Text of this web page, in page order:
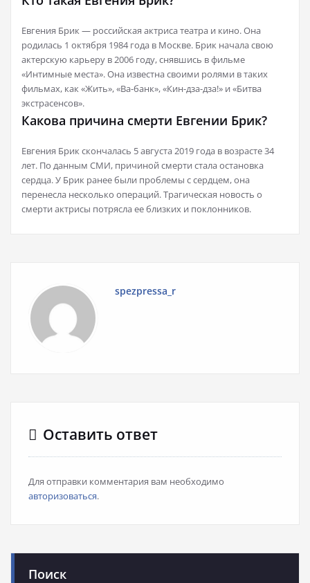
Евгения Брик — российская актриса театра и кино. Она
родилась 1 октября 1984 года в Москве. Брик начала свою
актерскую карьеру в 2006 году, снявшись в фильме
«Интимные места». Она известна своими ролями в таких
фильмах, как «Жить», «Ва-банк», «Кин-дза-дза!» и «Битва
экстрасенсов».
Какова причина смерти Евгении Брик?
Евгения Брик скончалась 5 августа 2019 года в возрасте 34
лет. По данным СМИ, причиной смерти стала остановка
сердца. У Брик ранее были проблемы с сердцем, она
перенесла несколько операций. Трагическая новость о
смерти актрисы потрясла ее близких и поклонников.
spezpressa_r
Оставить ответ
Для отправки комментария вам необходимо
авторизоваться.
Поиск